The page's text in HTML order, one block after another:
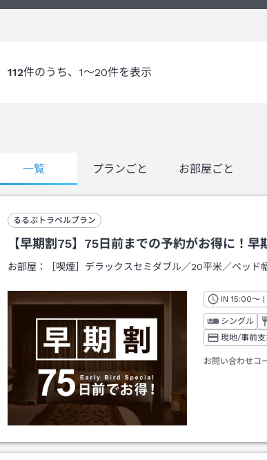
112件のうち、 1～20件を表示
一覧 プランごと お部屋ごと
るるぶトラベルプラン
【早期割75】75日前までの予約がお得に！早
お部屋： ［喫煙］デラックスセミダブル／20平米／ベッド
IN チェック
15:00～ |
シングル
現地/事前支
お問い合わせコ